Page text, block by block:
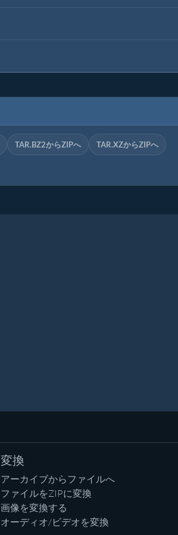
TAR.BZ2からZIPへ TAR.XZからZIPへ
変換
アーカイブからファイルへ
ファイルをZIPに変換
画像を変換する
オーディオ/ビデオを変換